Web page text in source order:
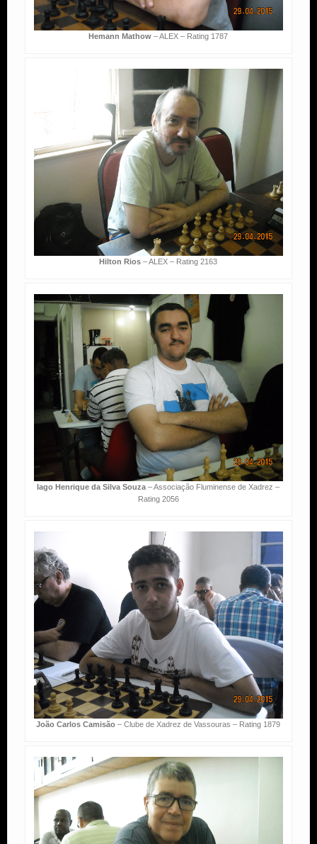
Hemann Mathow – ALEX – Rating 1787
Hilton Rios – ALEX – Rating 2163
Iago Henrique da Silva Souza – Associação Fluminense de Xadrez –
Rating 2056
João Carlos Camisão – Clube de Xadrez de Vassouras – Rating 1879